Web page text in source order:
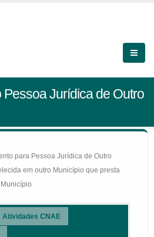
Jurídica de Outro
para Pessoa Jurídica de Outro
em outro Município que presta
Atividades CNAE